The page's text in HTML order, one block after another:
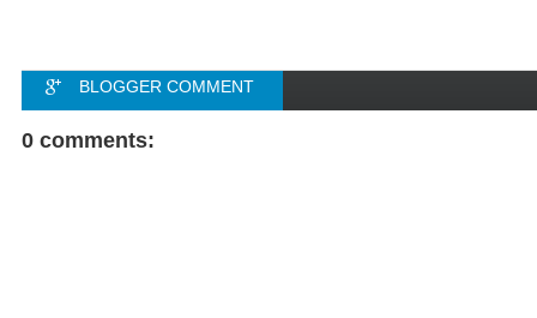
BLOGGER COMMENT
FACEBOOK COMMENT
0 comments: